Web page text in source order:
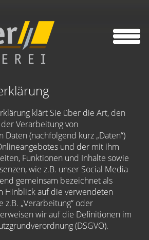
klärt Sie über die Art, den
Verarbeitung von
(nachfolgend kurz „Daten“)
und der mit ihm
Funktionen und Inhalte sowie
wie z.B. unser Social Media
gemeinsam bezeichnet als
Hinblick auf die verwendeten
z.B. „Verarbeitung“ oder
wir auf die Definitionen im
(DSGVO).